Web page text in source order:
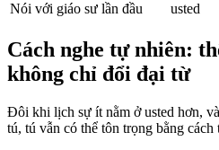
Nói với giáo sư lần đầu
usted
Cách nghe tự nhiên:
không chỉ đổi đại từ
Đôi khi lịch sự ít nằm ở usted hơn,
tú, tú vẫn có thể tôn trọng bằng cách